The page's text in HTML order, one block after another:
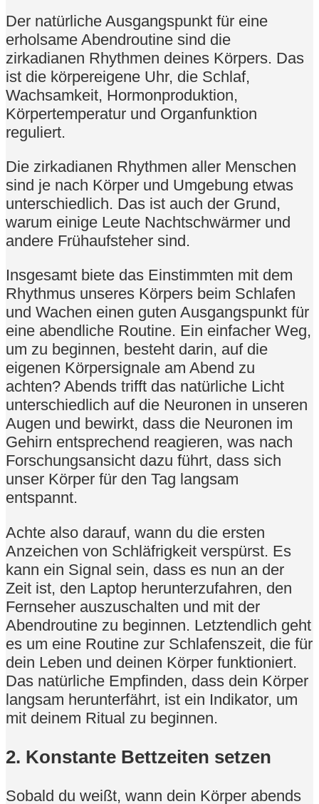
Der natürliche Ausgangspunkt für eine
erholsame Abendroutine sind die
zirkadianen Rhythmen deines Körpers. Das
ist die körpereigene Uhr, die Schlaf,
Wachsamkeit, Hormonproduktion,
Körpertemperatur und Organfunktion
reguliert.
Die zirkadianen Rhythmen aller Menschen
sind je nach Körper und Umgebung etwas
unterschiedlich. Das ist auch der Grund,
warum einige Leute Nachtschwärmer und
andere Frühaufsteher sind.
Insgesamt biete das Einstimmten mit dem
Rhythmus unseres Körpers beim Schlafen
und Wachen einen guten Ausgangspunkt für
eine abendliche Routine. Ein einfacher Weg,
um zu beginnen, besteht darin, auf die
eigenen Körpersignale am Abend zu
achten? Abends trifft das natürliche Licht
unterschiedlich auf die Neuronen in unseren
Augen und bewirkt, dass die Neuronen im
Gehirn entsprechend reagieren, was nach
Forschungsansicht dazu führt, dass sich
unser Körper für den Tag langsam
entspannt.
Achte also darauf, wann du die ersten
Anzeichen von Schläfrigkeit verspürst. Es
kann ein Signal sein, dass es nun an der
Zeit ist, den Laptop herunterzufahren, den
Fernseher auszuschalten und mit der
Abendroutine zu beginnen. Letztendlich geht
es um eine Routine zur Schlafenszeit, die für
dein Leben und deinen Körper funktioniert.
Das natürliche Empfinden, dass dein Körper
langsam herunterfährt, ist ein Indikator, um
mit deinem Ritual zu beginnen.
2. Konstante Bettzeiten setzen
Sobald du weißt, wann dein Körper abends